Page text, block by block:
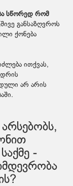
სწორედ რომ
განსაზღვროს
ქონება
ითქვას,
არ არის
-